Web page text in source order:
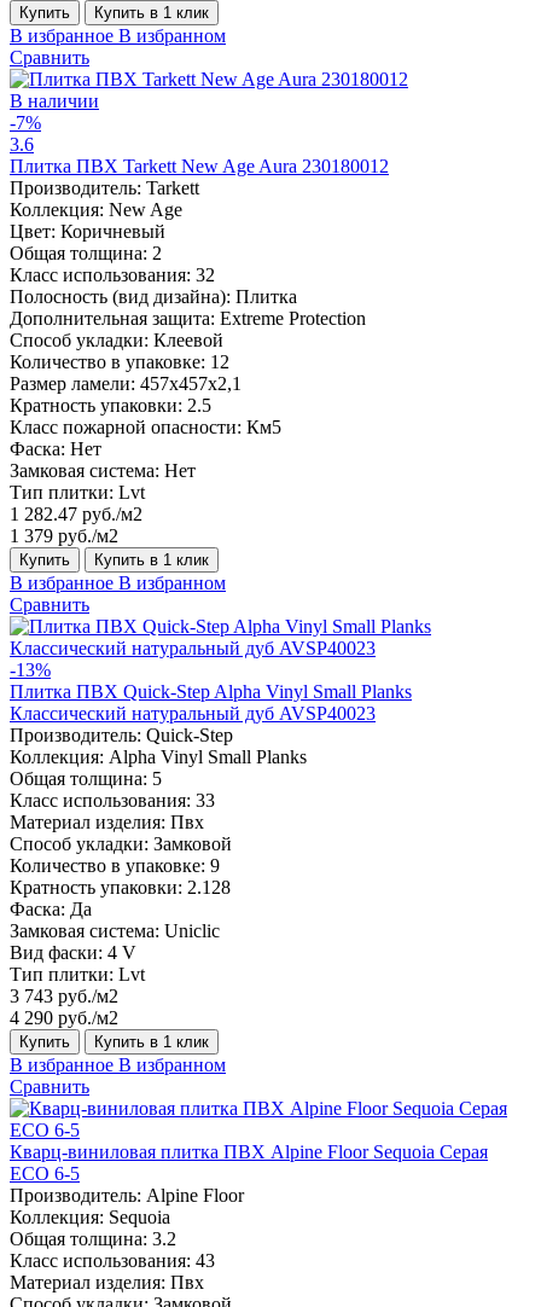
Купить Купить в 1 клик
В избранное В избранном
Сравнить
В наличии
-7%
3.6
Плитка ПВХ Tarkett New Age Aura 230180012
Производитель: Tarkett
Коллекция: New Age
Цвет: Коричневый
Общая толщина: 2
Класс использования: 32
Полосность (вид дизайна): Плитка
Дополнительная защита: Extreme Protection
Способ укладки: Клеевой
Количество в упаковке: 12
Размер ламели: 457x457x2,1
Кратность упаковки: 2.5
Класс пожарной опасности: Км5
Фаска: Нет
Замковая система: Нет
Тип плитки: Lvt
1 282.47 руб./м2
1 379 руб./м2
Купить Купить в 1 клик
В избранное В избранном
Сравнить
-13%
Плитка ПВХ Quick-Step Alpha Vinyl Small Planks
Классический натуральный дуб AVSP40023
Производитель: Quick-Step
Коллекция: Alpha Vinyl Small Planks
Общая толщина: 5
Класс использования: 33
Материал изделия: Пвх
Способ укладки: Замковой
Количество в упаковке: 9
Кратность упаковки: 2.128
Фаска: Да
Замковая система: Uniclic
Вид фаски: 4 V
Тип плитки: Lvt
3 743 руб./м2
4 290 руб./м2
Купить Купить в 1 клик
В избранное В избранном
Сравнить
Кварц-виниловая плитка ПВХ Alpine Floor Sequoia Серая
ECO 6-5
Производитель: Alpine Floor
Коллекция: Sequoia
Общая толщина: 3.2
Класс использования: 43
Материал изделия: Пвх